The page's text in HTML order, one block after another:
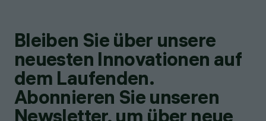
Bleiben Sie über unsere
neuesten Innovationen auf
dem Laufenden.
Abonnieren Sie unseren
Newsletter, um über neue